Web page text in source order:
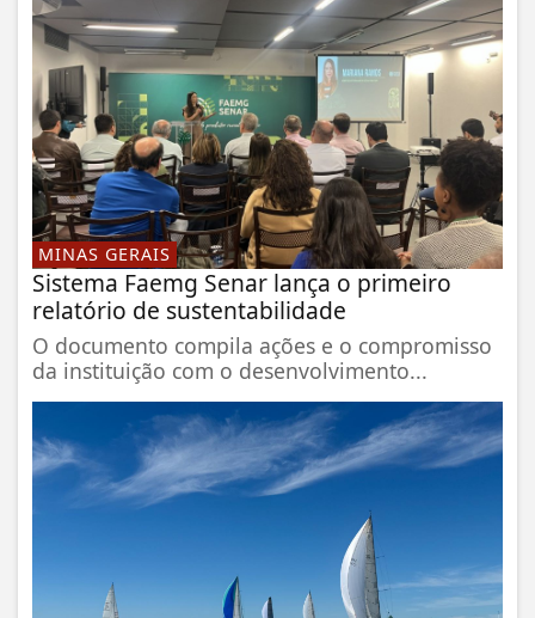
MINAS GERAIS
Sistema Faemg Senar lança o primeiro
relatório de sustentabilidade
O documento compila ações e o compromisso
da instituição com o desenvolvimento...